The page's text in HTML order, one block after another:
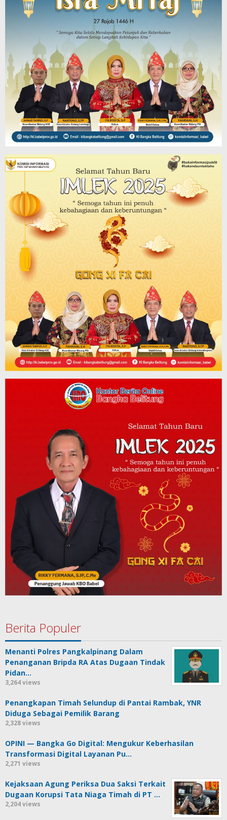
Berita Populer
Menanti Polres Pangkalpinang Dalam
Penanganan Bripda RA Atas Dugaan Tindak
Pidan…
3,264 views
Penangkapan Timah Selundup di Pantai Rambak, YNR
Diduga Sebagai Pemilik Barang
2,328 views
OPINI — Bangka Go Digital: Mengukur Keberhasilan
Transformasi Digital Layanan Pu…
2,271 views
Kejaksaan Agung Periksa Dua Saksi Terkait
Dugaan Korupsi Tata Niaga Timah di PT …
2,204 views